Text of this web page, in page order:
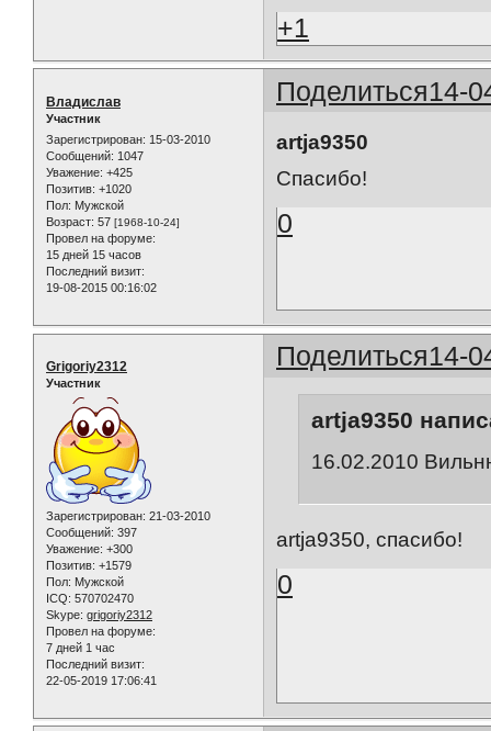
+1
Поделиться14-
Владислав
Участник
Зарегистрирован: 15-03-2010
Сообщений: 1047
Уважение: +425
Позитив: +1020
Пол: Мужской
Возраст: 57 [1968-10-24]
Провел на форуме:
15 дней 15 часов
Последний визит:
19-08-2015 00:16:02
artja9350
Спасибо!
0
Поделиться14-
Grigoriy2312
Участник
Зарегистрирован: 21-03-2010
Сообщений: 397
Уважение: +300
Позитив: +1579
Пол: Мужской
ICQ: 570702470
Skype: grigoriy2312
Провел на форуме:
7 дней 1 час
Последний визит:
22-05-2019 17:06:41
artja9350
16.02.2010
artja9350, спасибо!
0